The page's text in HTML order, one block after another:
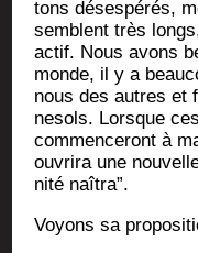
tons déses­pé­rés,
semblent très
actif. Nous avons
monde, il y a
nous des autres et
ne­sols. Lorsque
com­men­ce­ront à
ouvri­ra une
ni­té naîtra”.
Voyons sa